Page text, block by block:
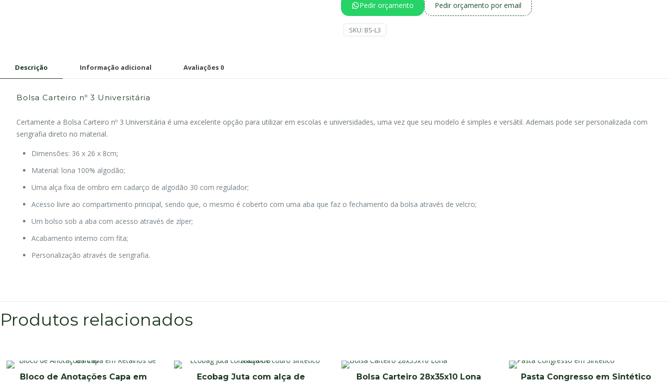
Pedir orçamento Pedir orçamento por email
SKU: BS-L3
Descrição Informação adicional Avaliações 0
Bolsa Carteiro nº 3 Universitária
Certamente a Bolsa Carteiro nº 3 Universitária é uma excelente opção para utilizar em escolas e universidades, uma vez que seu modelo é simples e versátil. Ademais pode ser personalizada com
serigrafia direto no material.
Dimensões: 36 x 26 x 8cm;
Material: lona 100% algodão;
Uma alça fixa de ombro em cadarço de algodão 30 com regulador;
Acesso livre ao compartimento principal, sendo que, o mesmo é coberto com uma aba que faz o fechamento da bolsa através de velcro;
Um bolso sob a aba com acesso através de zíper;
Acabamento interno com fita;
Personalização através de serigrafia.
Produtos relacionados
Bloco de Anotações Capa em Ecobag Juta com alça de Bolsa Carteiro 28x35x10 Lona Pasta Congresso em Sintético